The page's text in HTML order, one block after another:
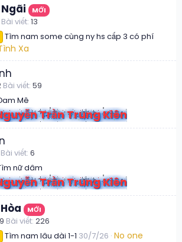
MỚI
Bài viết 13
Tìm nam some cùng ny hs cấp 3 có phí
Xa
Bài viết 59
Mê
Trần Trung Kiên
Bài viết 6
nữ dâm
Trần Trung Kiên
MỚI
Bài viết 226
Tìm nam lâu dài 1-1 30/7/26 No one